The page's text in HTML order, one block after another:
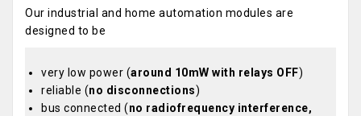
Our industrial and home automation modules are
designed to be
very low power (around 10mW with relays OFF)
reliable (no disconnections)
bus connected (no radiofrequency interference,